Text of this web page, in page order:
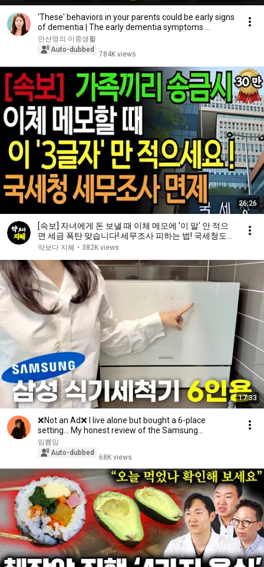
'These' behaviors in your parents could be early signs
of dementia | The early dementia symptoms ...
안선영의 이중생활
Auto-dubbed
784K views
26:26
[속보] 자녀에게 돈 보낼 때 이체 메모에 '이 말' 안 적으
면 세금 폭탄 맞습니다! 세무조사 피하는 법! 국세청도
인정하는 작성법 공개 | 인생지혜 | 행복노후 | 오디오북
약보다 지혜 • 382K views
17:33
❌Not an Ad❌ I live alone but bought a 6-place
setting… My honest review of the Samsung
dishwasher...
임쁨임
Auto-dubbed
68K views